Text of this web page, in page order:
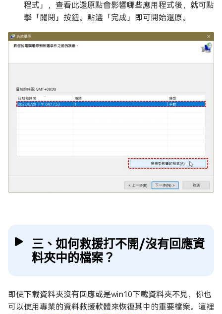
程式」，查看此還原點會影響哪些應用程式後，就可點
擊「關閉」按鈕。點選「完成」即可開始還原。
三、如何救援打不開/沒有回應資
料夾中的檔案？
即使下載資料夾沒有回應或是win10下載資料夾不見，你也
可以使用專業的資料救援軟體來恢復其中的重要檔案。這裡